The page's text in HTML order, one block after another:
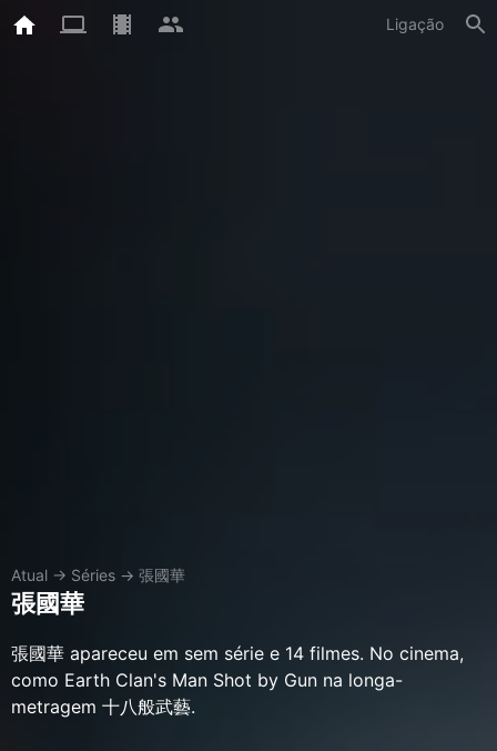
Ligação
Atual → Séries → 張國華
張國華
張國華 apareceu em sem série e 14 filmes. No cinema,
como Earth Clan's Man Shot by Gun na longa-
metragem 十八般武藝.